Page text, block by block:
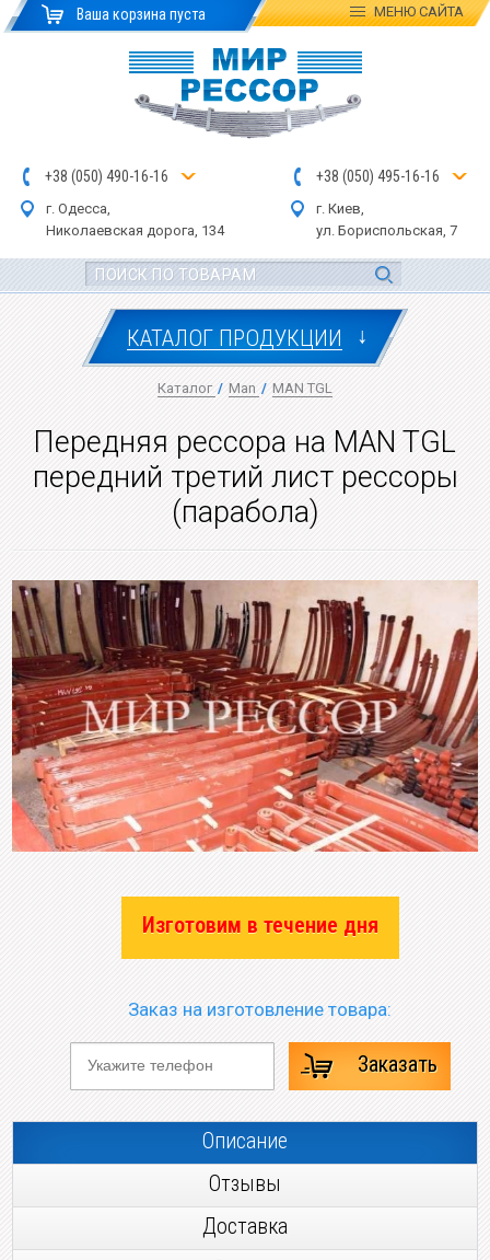
Ваша корзина пуста МЕНЮСАЙТА
+38 (050) 490-16-16
г. Одесса,
Николаевская дорога, 134
+38 (050) 495-16-16
г. Киев,
ул. Бориспольская, 7
КАТАЛОГ ПРОДУКЦИИ ↓
Каталог / Man / MAN TGL
Передняя рессора на MAN TGL
передний третий лист рессоры
(парабола)
Изготовим в течение дня
Заказ на изготовление товара:
Заказать
Описание
Отзывы
Доставка